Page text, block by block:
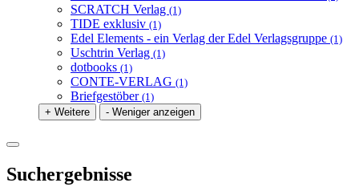
SCRATCH Verlag (1)
TIDE exklusiv (1)
Edel Elements - ein Verlag der Edel Verlagsgruppe (1)
Uschtrin Verlag (1)
dotbooks (1)
CONTE-VERLAG (1)
Briefgestöber (1)
+ Weitere
- Weniger anzeigen
Suchergebnisse